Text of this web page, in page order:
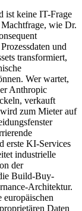
ist keine IT-Frage
wie Dr.
und
transformiert,
Wer wartet,
Anthropic
verkauft
zum Mieter auf
erste KI-Services
industrielle
der
Build-Buy-
Architektur.
Daten